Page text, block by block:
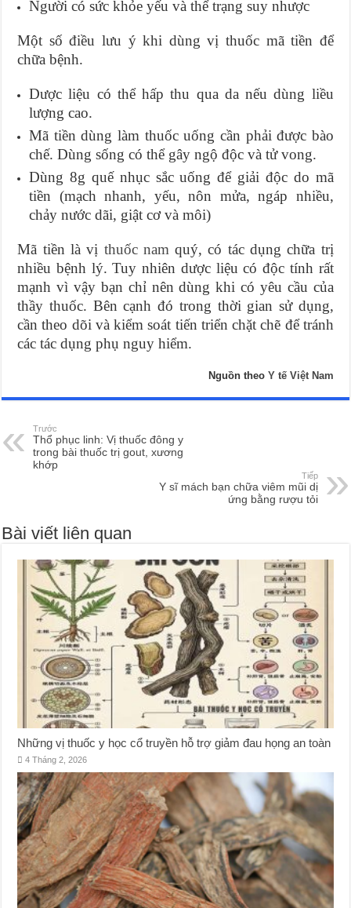
Người có sức khỏe yếu và thể trạng suy nhược
Một số điều lưu ý khi dùng vị thuốc mã tiền để
chữa bệnh.
Dược liệu có thể hấp thu qua da nếu dùng liều
lượng cao.
Mã tiền dùng làm thuốc uống cần phải được bào
chế. Dùng sống có thể gây ngộ độc và tử vong.
Dùng 8g quế nhục sắc uống để giải độc do mã
tiền (mạch nhanh, yếu, nôn mửa, ngáp nhiều,
chảy nước dãi, giật cơ và môi)
Mã tiền là vị thuốc nam quý, có tác dụng chữa trị
nhiều bệnh lý. Tuy nhiên dược liệu có độc tính rất
mạnh vì vậy bạn chỉ nên dùng khi có yêu cầu của
thầy thuốc. Bên cạnh đó trong thời gian sử dụng,
cần theo dõi và kiểm soát tiến triển chặt chẽ để tránh
các tác dụng phụ nguy hiểm.
Nguồn theo Y tế Việt Nam
Trước
Thổ phục linh: Vị thuốc đông y
trong bài thuốc trị gout, xương
khớp
Tiếp
Y sĩ mách bạn chữa viêm mũi dị
ứng bằng rượu tỏi
Bài viết liên quan
Những vị thuốc y học cổ truyền hỗ trợ giảm đau họng an toàn
4 Tháng 2, 2026